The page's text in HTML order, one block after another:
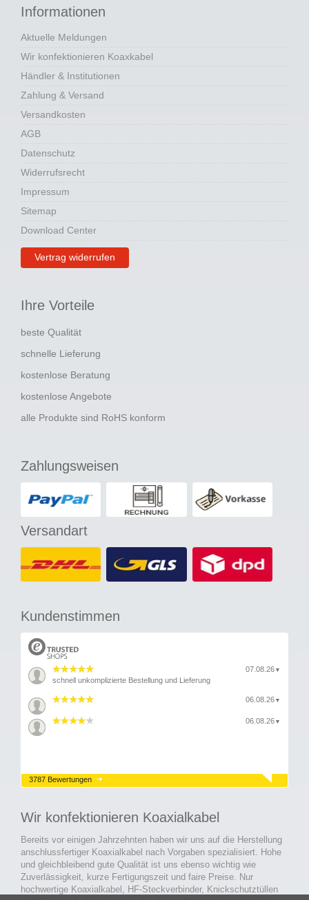
Informationen
Aktuelle Meldungen
Wir konfektionieren Koaxkabel
Händler & Institutionen
Zahlung & Versand
Versandkosten
AGB
Datenschutz
Widerrufsrecht
Impressum
Sitemap
Download Center
Vertrag widerrufen
Ihre Vorteile
beste Qualität
schnelle Lieferung
kostenlose Beratung
kostenlose Angebote
alle Produkte sind RoHS konform
Zahlungsweisen
Versandart
Kundenstimmen
07.08.26 ▼
schnell unkomplizierte Bestellung und Lieferung
06.08.26 ▼
06.08.26 ▼
3787 Bewertungen
Wir konfektionieren Koaxialkabel
Bereits vor einigen Jahrzehnten haben wir uns auf die Herstellung
anschlussfertiger Koaxialkabel nach Vorgaben spezialisiert. Hohe
und gleichbleibend gute Qualität ist uns ebenso wichtig wie
Zuverlässigkeit, kurze Fertigungszeit und faire Preise. Nur
hochwertige Koaxialkabel, HF-Steckverbinder, Knickschutztüllen